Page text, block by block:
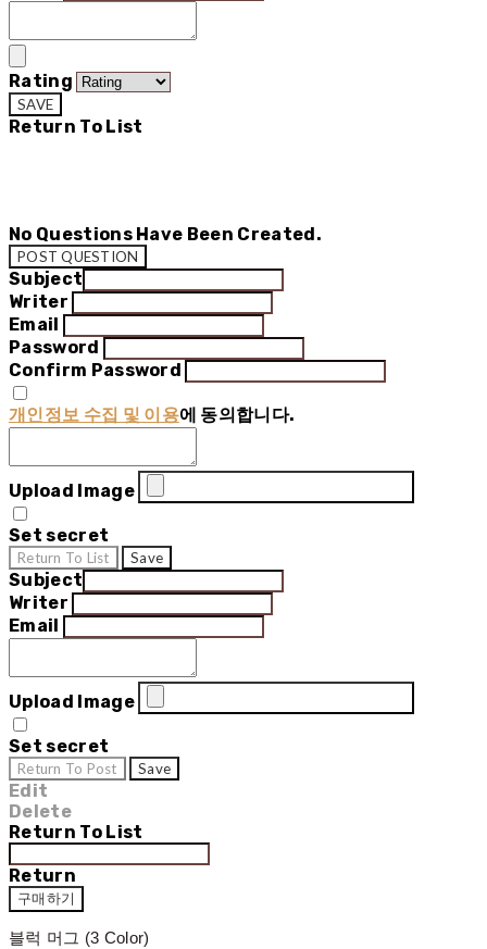
Rating
SAVE
Return To List
No Questions Have Been Created.
POST QUESTION
Subject
Writer
Email
Password
Confirm Password
개인정보 수집 및 이용에 동의합니다.
Upload Image
Set secret
Return To List Save
Subject
Writer
Email
Upload Image
Set secret
Return To Post Save
Edit
Delete
Return To List
Return
구매하기
블럭 머그 (3 Color)